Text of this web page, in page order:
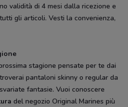
validità di 4 mesi dalla ricezione e
gli articoli. Vesti la convenienza,
stagione pensate per te dai
pantaloni skinny o regular da
fantasie. Vuoi conoscere
del negozio Original Marines più